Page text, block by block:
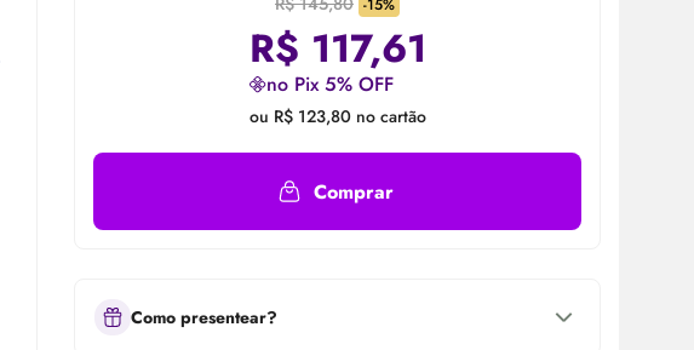
-15%
R$ 117,61
no Pix 5% OFF
ou R$ 123,80 no cartão
Comprar
Como presentear?